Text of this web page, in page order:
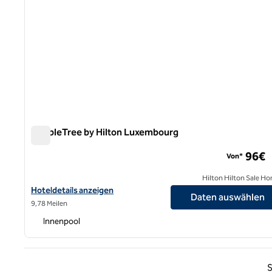
DoubleTree by Hilton Luxembourg
Hoteldetails für DoubleTree by Hilton Luxembourg anzeigen
Hoteldetails anzeigen
9,78 Meilen
Von* 96€
Hilton Hilton Sale
Daten auswählen
Innenpool